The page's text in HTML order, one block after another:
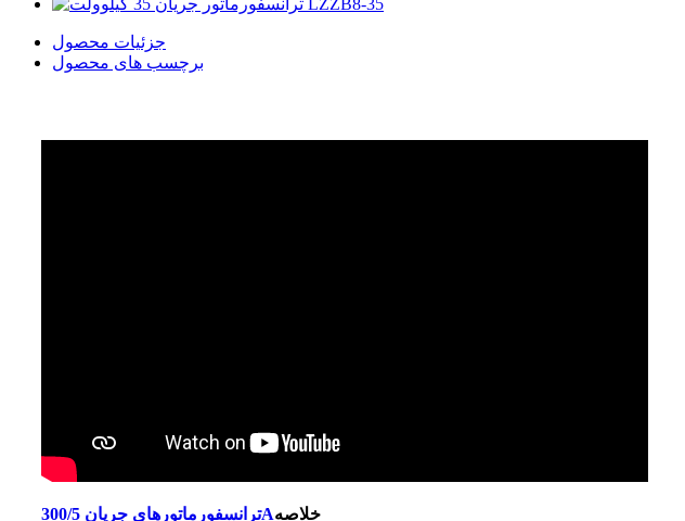
جزئیات محصول
برچسب های محصول
ترانسفورماتورهای جریان 300/5Aخلاصه